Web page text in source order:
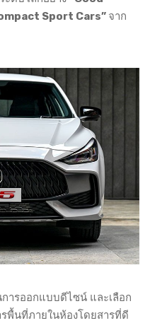
Sport Cars” จาก
ารออกแบบดีไซน์ และเลือก
พื้นที่ภายในห้องโดยสารที่ดี